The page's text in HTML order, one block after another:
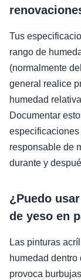
Tus
rango de
(normalmente
general realice
humedad
Documentar
responsable de
durante y
¿Puedo
de yeso en
Las pinturas
humedad
provoca